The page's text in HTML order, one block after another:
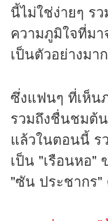
นี้ไม่ใช่ง่ายๆ ร
ความภูมิใจที่ม
เป็นตัวอย่างมา
ซึ่งแฟนๆ ที่เห็น
รวมถึงชื่นชมต้
แล้วในตอนนี้ ร
เป็น "เรือนหอ"
"ซัน ประชากร"